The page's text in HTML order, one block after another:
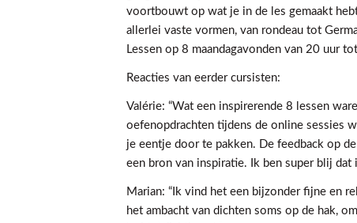
voortbouwt op wat je in de les gemaakt
allerlei vaste vormen, van rondeau tot
Lessen op 8 maandagavonden van 20 uur
Reacties van eerder cursisten:
Valérie: “Wat een inspirerende 8 lessen
oefenopdrachten tijdens de online sessies
je eentje door te pakken. De feedback op
een bron van inspiratie. Ik ben super blij
Marian: “Ik vind het een bijzonder fijne en
het ambacht van dichten soms op de hak,